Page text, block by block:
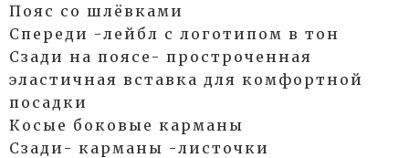
Пояс со шлёвками
Спереди -лейбл с логотипом в тон
Сзади на поясе- простроченная
эластичная вставка для комфортной
посадки
Косые боковые карманы
Сзади- карманы -листочки